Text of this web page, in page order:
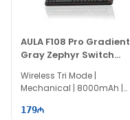
AULA F108 Pro Gradient
Gray Zephyr Switch
Wireless Keyboard
Wireless Tri Mode |
Mechanical | 8000mAh |
179